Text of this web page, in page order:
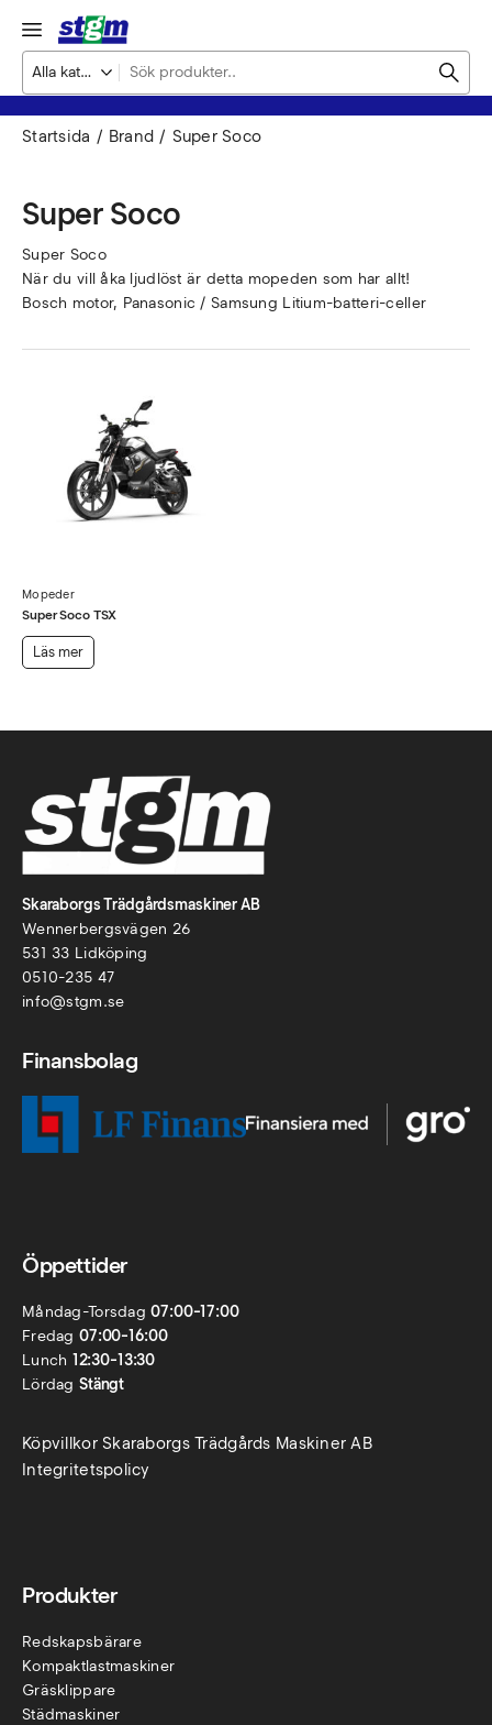
Startsida Brand Super Soco
Super Soco
Super Soco
När du vill åka ljudlöst är detta mopeden som har allt!
Bosch motor, Panasonic / Samsung Litium-batteri-celler
Mopeder
Super Soco TSX
Läs mer
Skaraborgs Trädgårdsmaskiner AB
Wennerbergsvägen 26
531 33 Lidköping
0510-235 47
info@stgm.se
Finansbolag
Öppettider
Måndag-Torsdag07:00-17:00
Fredag 07:00-16:00
Lunch 12:30-13:30
Lördag Stängt
Köpvillkor Skaraborgs Trädgårds Maskiner AB
Integritetspolicy
Produkter
Redskapsbärare
Kompaktlastmaskiner
Gräsklippare
Städmaskiner